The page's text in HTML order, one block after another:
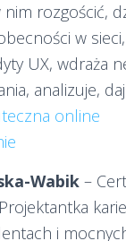
rozgościć,
w
UX, wdraża
analizuje,
online
Wabik –
i